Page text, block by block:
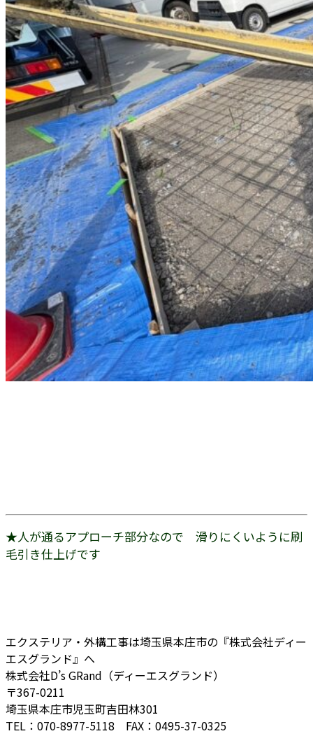
★人が通るアプローチ部分なので 滑りにくいように刷
毛引き仕上げです
エクステリア・外構工事は埼玉県本庄市の『株式会社ディー
エスグランド』へ
株式会社D’s GRand（ディーエスグランド）
〒367-0211
埼玉県本庄市児玉町吉田林301
TEL：070-8977-5118 FAX：0495-37-0325